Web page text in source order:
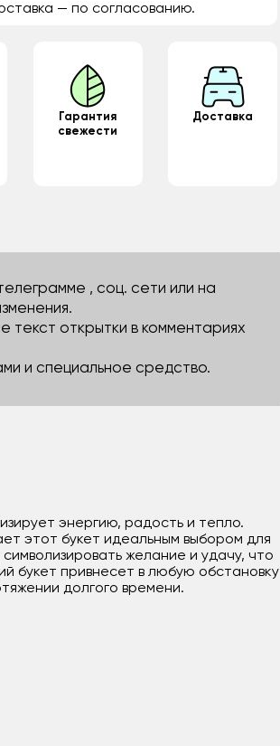
— по согласованию.
Гарантия
свежести
Доставка
, соц. сети или на
текст открытки в комментариях
и специальное средство.
энергию, радость и тепло.
этот букет идеальным выбором для
желание и удачу, что
букет привнесет в любую обстановку
долгого времени.